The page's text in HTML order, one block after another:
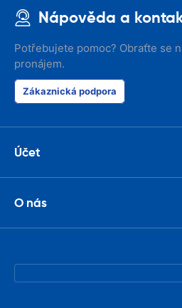
Nápověda a
Potřebujete pomoc? Obraťte se
pronájem.
Zákaznická podpora
Účet
O nás